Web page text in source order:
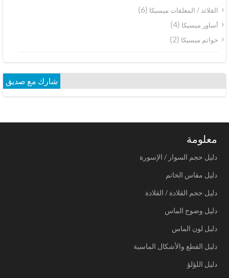
القلائد / المعلقات ميسيكا(6)
أساور ميسيكا(4)
خواتم ميسيكا(2)
شارك مع صديق
معلومة
دليل حجم السوار / الإسورة
دليل مقاس الخاتم
دليل حجم القلادة / القلادة
دليل وضوح الماس
دليل لون الماس
دليل القطع والأشكال الماسية
دليل اللؤلؤ